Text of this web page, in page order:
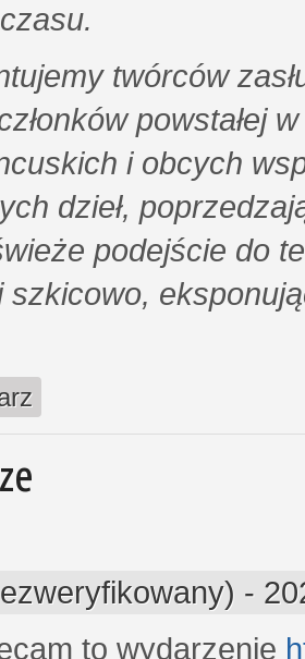
twórców
powstałej
i obcych
dzieł,
podejście do
-
to wydarzenie